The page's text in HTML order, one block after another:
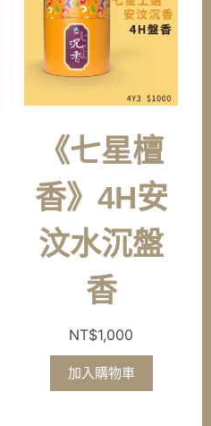
《七星檀
香》4H安
汶水沉盤
香
NT$1,000
加入購物車